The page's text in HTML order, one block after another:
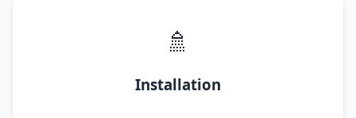
🚿
Installation